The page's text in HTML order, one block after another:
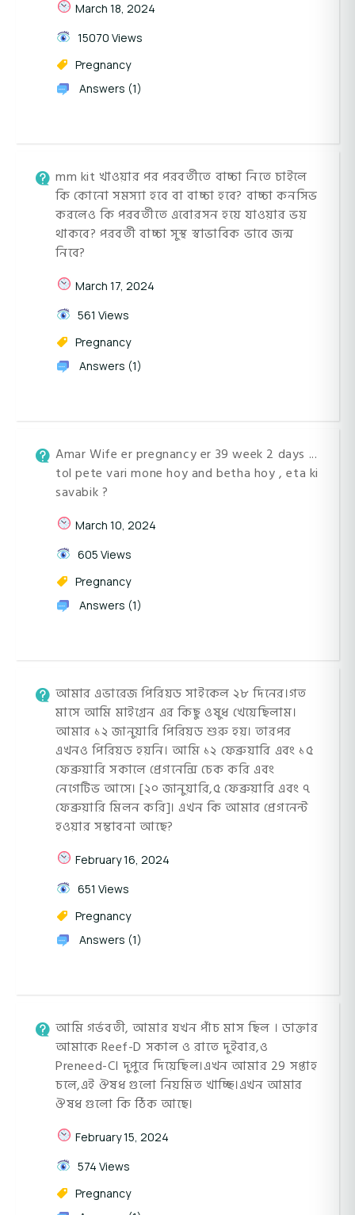
March 18, 2024
15070 Views
Pregnancy
Answers (1)
mm kit খাওয়ার পর পরবর্তীতে বাচ্চা নিতে চাইলে
কি কোনো সমস্যা হবে বা বাচ্চা হবে? বাচ্চা কনসিভ
করলেও কি পরবর্তীতে এবোরসন হয়ে যাওয়ার ভয়
থাকবে? পরবর্তী বাচ্চা সুস্থ স্বাভাবিক ভাবে জন্ম
নিবে?
March 17, 2024
561 Views
Pregnancy
Answers (1)
Amar Wife er pregnancy er 39 week 2 days ...
tol pete vari mone hoy and betha hoy , eta ki
savabik ?
March 10, 2024
605 Views
Pregnancy
Answers (1)
আমার এভারেজ পিরিয়ড সাইকেল ২৮ দিনের।গত
মাসে আমি মাইগ্রেন এর কিছু ওষুধ খেয়েছিলাম।
আমার ১২ জানুয়ারি পিরিয়ড শুরু হয়। তারপর
এখনও পিরিয়ড হয়নি। আমি ১২ ফেব্রুয়ারি এবং ১৫
ফেব্রুয়ারি সকালে প্রেগনেন্সি চেক করি এবং
নেগেটিভ আসে। [২০ জানুয়ারি,৫ ফেব্রুয়ারি এবং ৭
ফেব্রুয়ারি মিলন করি]। এখন কি আমার প্রেগনেন্ট
হওয়ার সম্ভাবনা আছে?
February 16, 2024
651 Views
Pregnancy
Answers (1)
আমি গর্ভবতী, আমার যখন পাঁচ মাস ছিল । ডাক্তার
আমাকে Reef-D সকাল ও রাতে দুইবার,ও
Preneed-CI দুপুরে দিয়েছিল।এখন আমার 29 সপ্তাহ
চলে,এই ঔষধ গুলো নিয়মিত খাচ্ছি।এখন আমার
ঔষধ গুলো কি ঠিক আছে।
February 15, 2024
574 Views
Pregnancy